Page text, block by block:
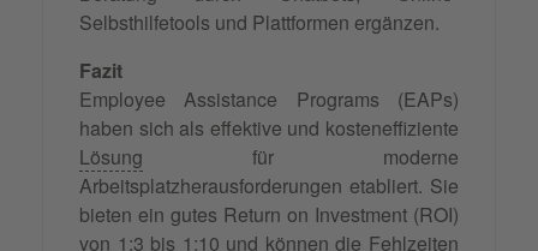
Selbsthilfetools und Plattformen ergänzen.
Fazit
Employee Assistance Programs (EAPs)
haben sich als effektive und kosteneffiziente
Lösung für moderne
Arbeitsplatzherausforderungen etabliert. Sie
bieten ein gutes Return on Investment (ROI)
von 1:3 bis 1:10 und können die Fehlzeiten